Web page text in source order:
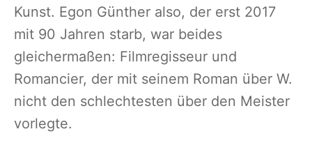
Kunst. Egon Günther also, der erst 2017
mit 90 Jahren starb, war beides
gleichermaßen: Filmregisseur und
Romancier, der mit seinem Roman über W.
nicht den schlechtesten über den Meister
vorlegte.